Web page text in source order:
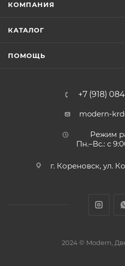
КОМПАНИЯ
КАТАЛОГ
ПОМОЩЬ
+7 (918)
modern-
Режим
Пн.–Вс.: с
г. Кореновск, ул.
2024 © Modern,